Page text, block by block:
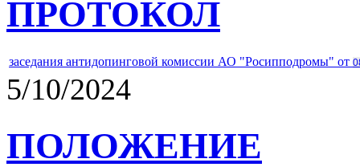
ПРОТОКОЛ
заседания антидопинговой комиссии АО "Росипподромы" от
5/10/2024
ПОЛОЖЕНИЕ